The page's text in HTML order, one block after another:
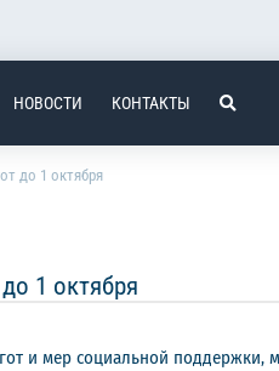
НОВОСТИ КОНТАКТЫ
до 1 октября
1 октября
и мер социальной поддержки,